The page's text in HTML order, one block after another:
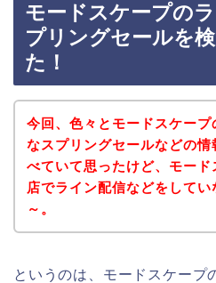
モードスケープの
プリングセールを
た！
今回、色々とモードスケープ
なスプリングセールなどの情
べていて思ったけど、モード
店でライン配信などをしてい
～。
というのは、モードスケープ